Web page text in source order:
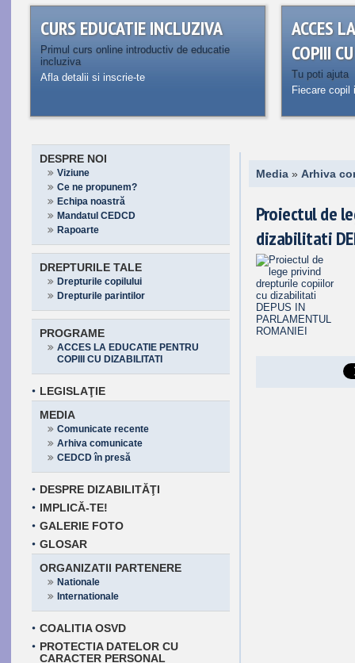
CURS EDUCATIE INCLUZIVA
Primul curs online introductiv de educatie
incluziva
Afla detalii si inscrie-te
ACCES
COPIII
Tu poti ajuta
Fiecare
DESPRE NOI
Viziune
Ce ne propunem?
Echipa noastră
Mandatul CEDCD
Rapoarte
DREPTURILE TALE
Drepturile copilului
Drepturile parintilor
PROGRAME
ACCES LA EDUCATIE PENTRU
COPIII CU DIZABILITATI
LEGISLAŢIE
MEDIA
Comunicate recente
Arhiva comunicate
CEDCD în presă
DESPRE DIZABILITĂŢI
IMPLICĂ-TE!
GALERIE FOTO
GLOSAR
ORGANIZATII PARTENERE
Nationale
Internationale
COALITIA OSVD
PROTECTIA DATELOR CU
CARACTER PERSONAL
Media » Arhiva
Proiectul de
dizabilitati